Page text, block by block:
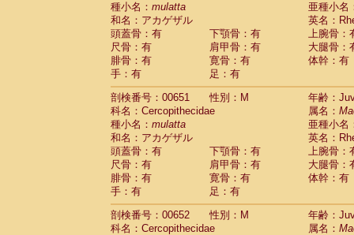
種小名： mulatta
亜種小名
和名：アカゲザル
英名：
頭蓋骨：有
下顎骨：有
上腕骨：
尺骨：有
肩甲骨：有
大腿骨：
腓骨：有
寛骨：有
体幹：有
手：有
足：有
剖検番号：00651
性別：M
年齢：
科名：Cercopithecidae
属名：
種小名： mulatta
亜種小名
和名：アカゲザル
英名：
頭蓋骨：有
下顎骨：有
上腕骨：
尺骨：有
肩甲骨：有
大腿骨：
腓骨：有
寛骨：有
体幹：有
手：有
足：有
剖検番号：00652
性別：M
年齢：
科名：Cercopithecidae
属名：